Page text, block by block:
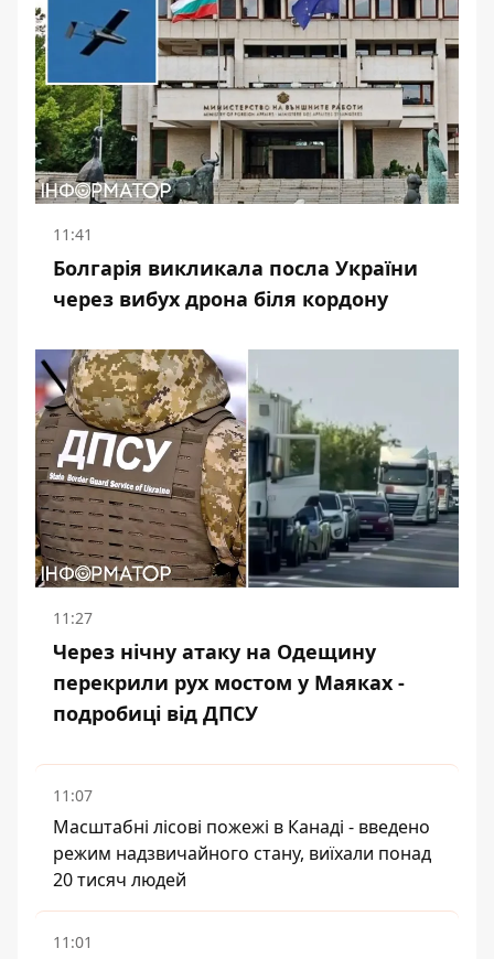
11:41
Болгарія викликала посла України
через вибух дрона біля кордону
11:27
Через нічну атаку на Одещину
перекрили рух мостом у Маяках -
подробиці від ДПСУ
11:07
Масштабні лісові пожежі в Канаді - введено
режим надзвичайного стану, виїхали понад
20 тисяч людей
11:01